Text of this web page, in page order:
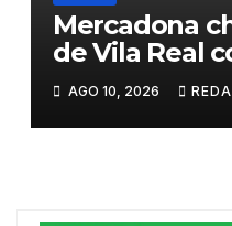
Mercadona
de Vila Real
primeira loja
AGO 10, 2026